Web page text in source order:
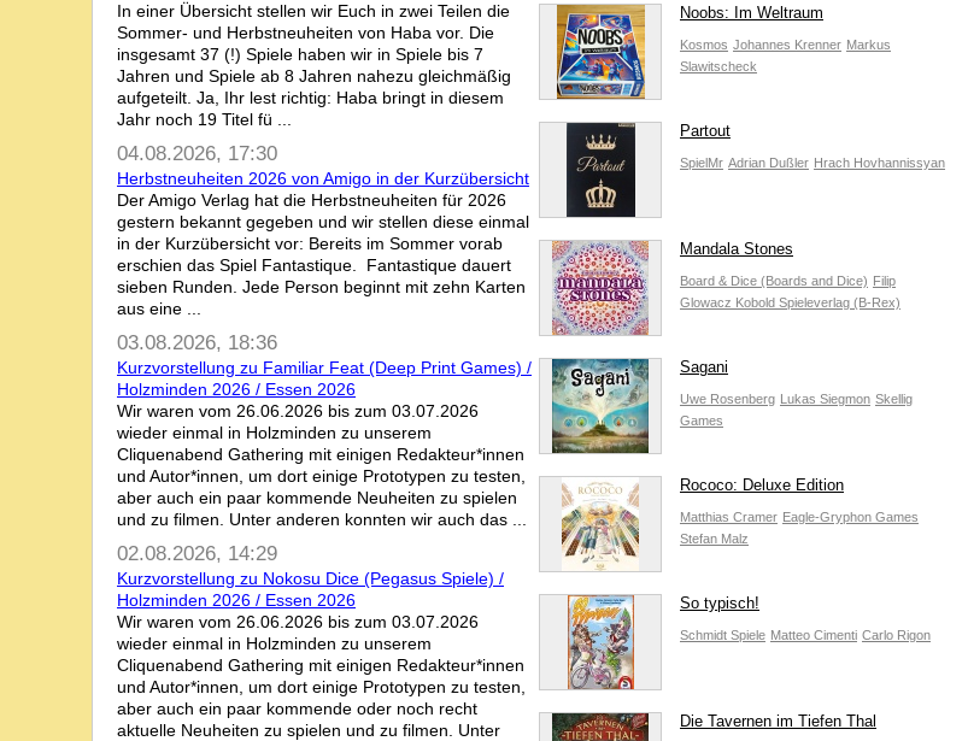
In einer Übersicht stellen wir Euch in zwei Teilen die
Sommer- und Herbstneuheiten von Haba vor. Die
insgesamt 37 (!) Spiele haben wir in Spiele bis 7
Jahren und Spiele ab 8 Jahren nahezu gleichmäßig
aufgeteilt. Ja, Ihr lest richtig: Haba bringt in diesem
Jahr noch 19 Titel fü ...
04.08.2026, 17:30
Herbstneuheiten 2026 von Amigo in der Kurzübersicht
Der Amigo Verlag hat die Herbstneuheiten für 2026
gestern bekannt gegeben und wir stellen diese einmal
in der Kurzübersicht vor: Bereits im Sommer vorab
erschien das Spiel Fantastique. Fantastique dauert
sieben Runden. Jede Person beginnt mit zehn Karten
aus eine ...
03.08.2026, 18:36
Kurzvorstellung zu Familiar Feat (Deep Print Games) /
Holzminden 2026 / Essen 2026
Wir waren vom 26.06.2026 bis zum 03.07.2026
wieder einmal in Holzminden zu unserem
Cliquenabend Gathering mit einigen Redakteur*innen
und Autor*innen, um dort einige Prototypen zu testen,
aber auch ein paar kommende Neuheiten zu spielen
und zu filmen. Unter anderen konnten wir auch das ...
02.08.2026, 14:29
Kurzvorstellung zu Nokosu Dice (Pegasus Spiele) /
Holzminden 2026 / Essen 2026
Wir waren vom 26.06.2026 bis zum 03.07.2026
wieder einmal in Holzminden zu unserem
Cliquenabend Gathering mit einigen Redakteur*innen
und Autor*innen, um dort einige Prototypen zu testen,
aber auch ein paar kommende oder noch recht
aktuelle Neuheiten zu spielen und zu filmen. Unter
Noobs: Im Weltraum
Kosmos Johannes Krenner Markus
Slawitscheck
Partout
SpielMr Adrian Dußler Hrach Hovhannissyan
Mandala Stones
Board & Dice (Boards and Dice) Filip
Glowacz Kobold Spieleverlag (B-Rex)
Sagani
Uwe Rosenberg Lukas Siegmon Skellig
Games
Rococo: Deluxe Edition
Matthias Cramer Eagle-Gryphon Games
Stefan Malz
So typisch!
Schmidt Spiele Matteo Cimenti Carlo Rigon
Die Tavernen im Tiefen Thal